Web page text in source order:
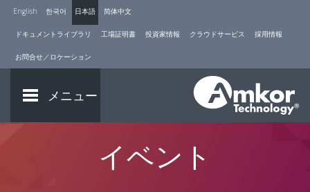
English 한국어 日本語 简体中文
ドキュメントライブラリ 工場証明書 投資家情報 クラウドサービス 採用情報
お問合せ／ロケーション
メニュー
イベント